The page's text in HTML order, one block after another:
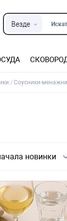
Везде
Соусники-
новинки